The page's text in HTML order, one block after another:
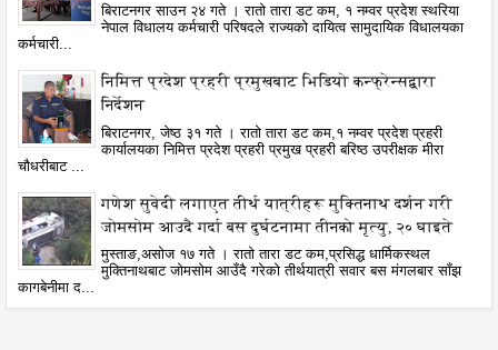
बिराटनगर साउन २४ गते । रातो तारा डट कम, १ नम्वर प्रदेश स्थरिया
नेपाल विधालय कर्मचारी परिषदले राज्यको दायित्व सामुदायिक विधालयका
कर्मचारी...
निमित्त प्रदेश प्रहरी प्रमुखबाट भिडियो कन्फ्रेन्सद्वारा
निर्देशन
बिराटनगर, जेष्ठ ३१ गते । रातो तारा डट कम,१ नम्वर प्रदेश प्रहरी
कार्यालयका निमित्त प्रदेश प्रहरी प्रमुख प्रहरी बरिष्ठ उपरीक्षक मीरा
चौधरीबाट ...
गणेश सुवेदी लगाएत तीर्थ यात्रीहरू मुक्तिनाथ दर्शन गरी
जोमसोम आउदै गर्दा बस दुर्घटनामा तीनको मृत्यु, २० घाइते
मुस्ताङ,असोज १७ गते । रातो तारा डट कम,प्रसिद्ध धार्मिकस्थल
मुक्तिनाथबाट जोमसोम आउँदै गरेको तीर्थयात्री सवार बस मंगलबार साँझ
कागबेनीमा द...